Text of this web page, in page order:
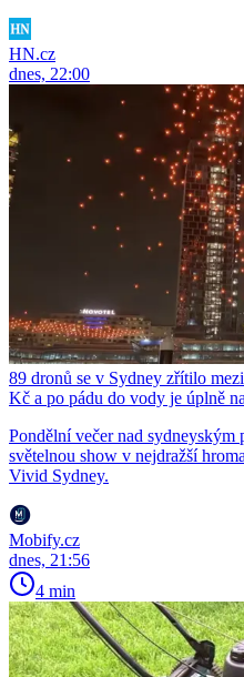
HN.cz
dnes, 22:00
89 dronů se v Sydney zřítilo
Kč a po pádu do vody je úplně
Pondělní večer nad
světelnou show v nejdražší
Vivid Sydney.
Mobify.cz
dnes, 21:56
4 min